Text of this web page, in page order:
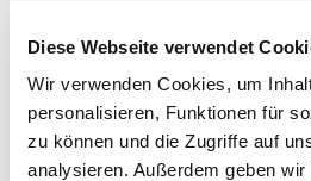
Diese Webseite verwendet
Wir verwenden Cookies, um
personalisieren, Funktionen für
zu können und die Zugriffe auf
analysieren. Außerdem geben
Downloads
Technische
Gesamtprospekte